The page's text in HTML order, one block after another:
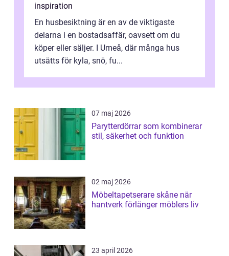
inspiration
En husbesiktning är en av de viktigaste
delarna i en bostadsaffär, oavsett om du
köper eller säljer. I Umeå, där många hus
utsätts för kyla, snö, fu...
07 maj 2026
Parytterdörrar som kombinerar
stil, säkerhet och funktion
02 maj 2026
Möbeltapetserare skåne när
hantverk förlänger möblers liv
23 april 2026